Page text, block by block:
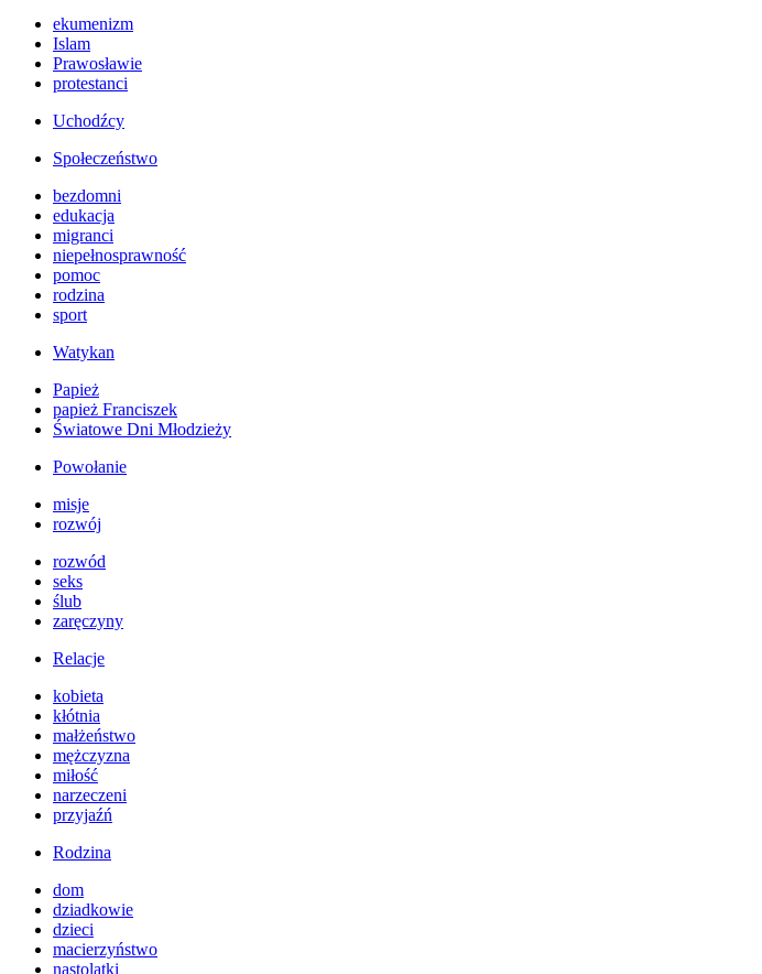
ekumenizm
Islam
Prawosławie
protestanci
Uchodźcy
Społeczeństwo
bezdomni
edukacja
migranci
niepełnosprawność
pomoc
rodzina
sport
Watykan
Papież
papież Franciszek
Światowe Dni Młodzieży
Powołanie
misje
rozwój
rozwód
seks
ślub
zaręczyny
Relacje
kobieta
kłótnia
małżeństwo
mężczyzna
miłość
narzeczeni
przyjaźń
Rodzina
dom
dziadkowie
dzieci
macierzyństwo
nastolatki